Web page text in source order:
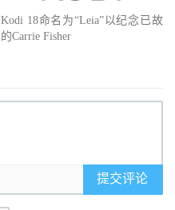
Kodi 18命名为“Leia”以纪念已故
的Carrie Fisher
提交评论